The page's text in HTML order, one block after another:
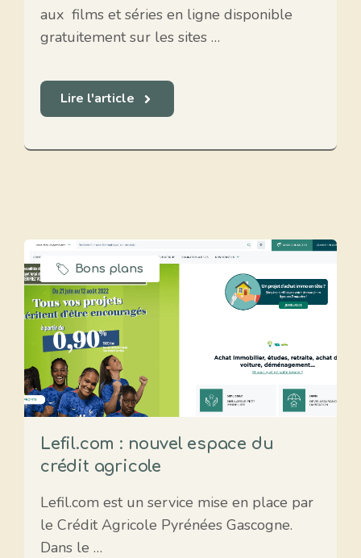
aux films et séries en ligne disponible
gratuitement sur les sites …
Lire l'article
Bons plans
Lefil.com : nouvel espace du
crédit agricole
Lefil.com est un service mise en place par
le Crédit Agricole Pyrénées Gascogne.
Dans le …